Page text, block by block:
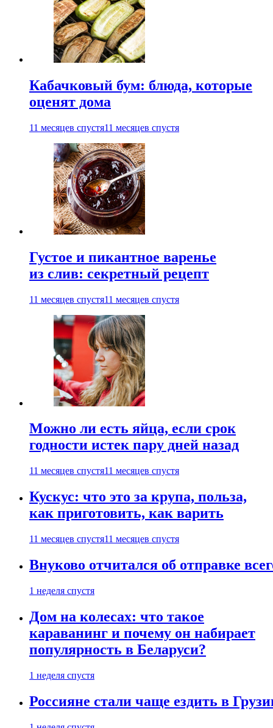
Кабачковый бум: блюда, которые
оценят дома
11 месяцев спустя11 месяцев спустя
Густое и пикантное варенье
из слив: секретный рецепт
11 месяцев спустя11 месяцев спустя
Можно ли есть яйца, если срок
годности истек пару дней назад
11 месяцев спустя11 месяцев спустя
Кускус: что это за крупа, польза,
как приготовить, как варить
11 месяцев спустя11 месяцев спустя
Внуково отчитался об отправке
1 неделя спустя
Дом на колесах: что такое
караванинг и почему он набирает
популярность в Беларуси?
1 неделя спустя
Россияне стали чаще ездить в